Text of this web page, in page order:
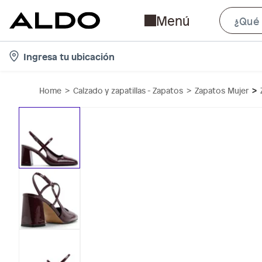
Menú
Ingresa tu ubicación
Home Calzado y zapatillas - Zapatos Zapatos Mujer